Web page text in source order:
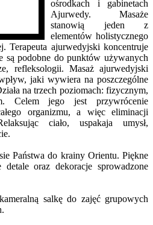
ośrodkach i gabinetach
Ajurwedy. Masaże
stanowią jeden z
elementów holistycznego
Terapeuta ajurwedyjski koncentruje
są podobne do punktów używanych
refleksologii. Masaż ajurwedyjski
jaki wywiera na poszczególne
na trzech poziomach: fizycznym,
Celem jego jest przywrócenie
organizmu, a więc eliminacji
ciało, uspakaja umysł,
Państwa do krainy Orientu. Piękne
detale oraz dekoracje sprowadzone
salkę do zajęć grupowych